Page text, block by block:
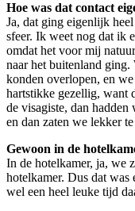
Hoe was dat contact
Ja, dat ging eigenlijk
sfeer. Ik weet nog dat ik
omdat het voor mij
naar het buitenland ging.
konden overlopen, en
hartstikke gezellig, want
de visagiste, dan
en dan zaten we lekker
Gewoon in de
In de hotelkamer, ja, we
hotelkamer. Dus dat
wel een heel leuke tijd